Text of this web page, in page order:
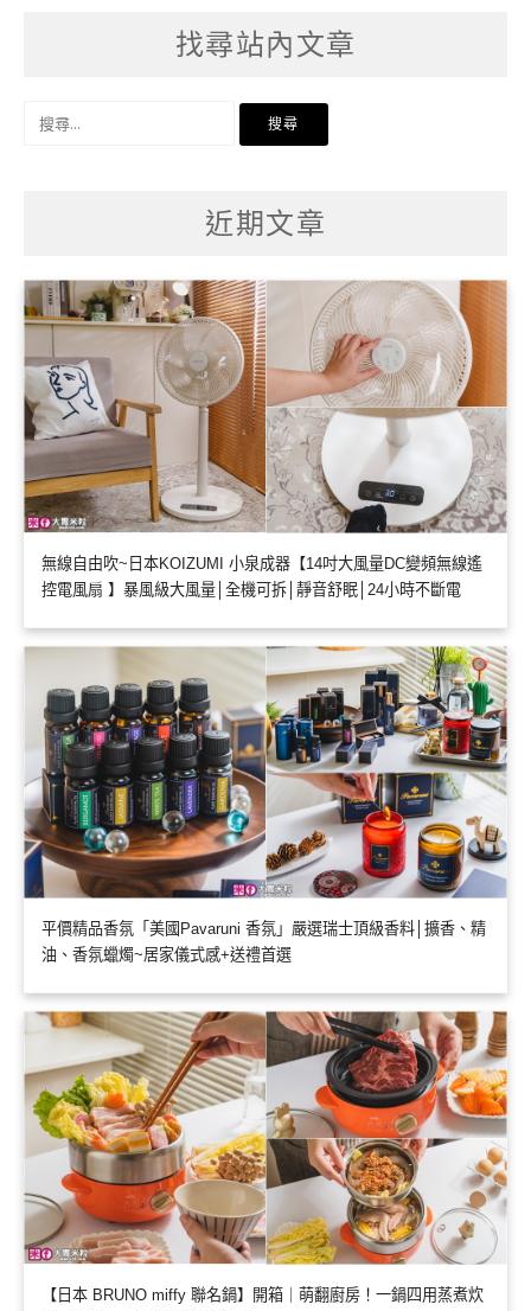
找尋站內文章
近期文章
無線自由吹~日本KOIZUMI 小泉成器【14吋大風量DC變頻無線遙
控電風扇 】暴風級大風量│全機可拆│靜音舒眠│24小時不斷電
平價精品香氛「美國Pavaruni 香氛」嚴選瑞士頂級香料│擴香、精
油、香氛蠟燭~居家儀式感+送禮首選
【日本 BRUNO miffy 聯名鍋】開箱｜萌翻廚房！一鍋四用蒸煮炊